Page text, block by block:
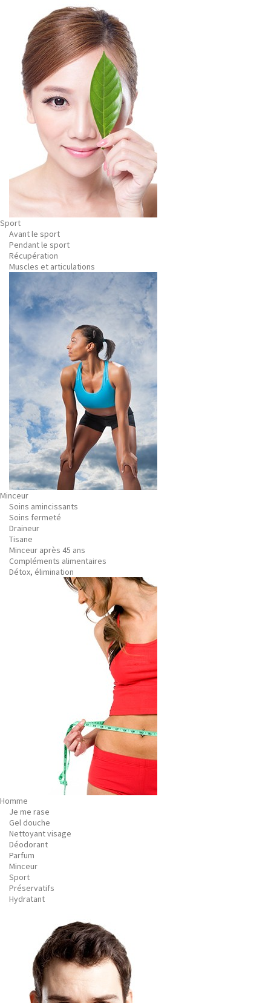
Sport
Avant le sport
Pendant le sport
Récupération
Muscles et articulations
Minceur
Soins amincissants
Soins fermeté
Draineur
Tisane
Minceur après 45 ans
Compléments alimentaires
Détox, élimination
Homme
Je me rase
Gel douche
Nettoyant visage
Déodorant
Parfum
Minceur
Sport
Préservatifs
Hydratant